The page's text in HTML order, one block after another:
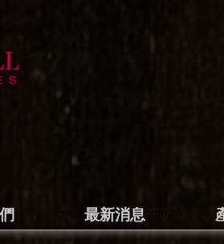
joyce@enjoywell.com.tw
最新消息